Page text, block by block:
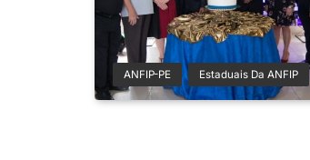
ANFIP-PE Estaduais Da ANFIP